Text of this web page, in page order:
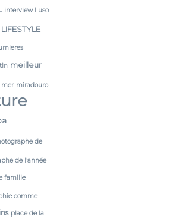
interview Luso
LIFESTYLE
meilleur
mer miradouro
de
de l’année
famille
comme
place de la